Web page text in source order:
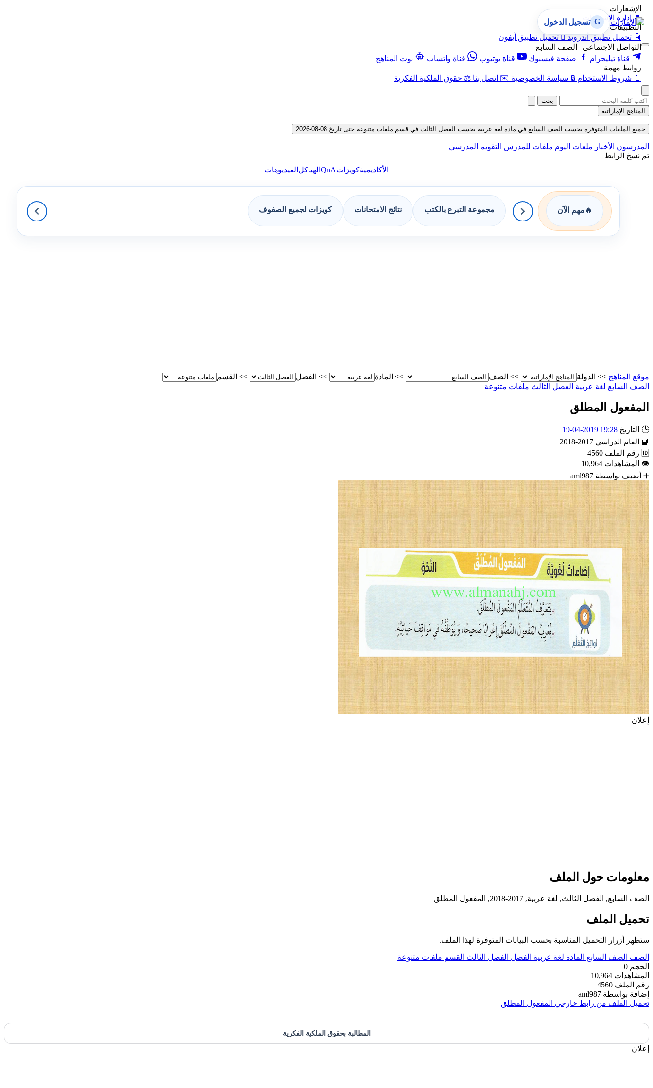
الإشعارات
🔔 إدارة الإشعارات
التطبيقات
🤖 تحميل تطبيق أندرويد  تحميل تطبيق آيفون
التواصل الاجتماعي | الصف السابع
قناة تيليجرام
صفحة فيسبوك قناة يوتيوب قناة واتساب
بوت المناهج
روابط مهمة
📄 شروط الاستخدام 🔒 سياسة الخصوصية ✉️ اتصل بنا ⚖️ حقوق الملكية الفكرية
G تسجيل الدخول
بحث
المناهج الإماراتية
جميع الملفات المتوفرة بحسب الصف السابع في مادة لغة عربية بحسب الفصل الثالث في قسم ملفات متنوعة حتى تاريخ 08-08-2026
المدرسون الأخبار ملفات اليوم ملفات للمدرس التقويم المدرسي
تم نسخ الرابط
الأكاديميةكويزاتQnA الهياكل الفيديوهات
🔥 مهم الآن مجموعة التبرع بالكتب نتائج الامتحانات كويزات لجميع الصفوف
موقع المناهج >> الدولة >> الصف >> المادة >> الفصل >> القسم
الصف السابع لغة عربية الفصل الثالث ملفات متنوعة
المفعول المطلق
🕒 التاريخ 19:28 2019-04-19
📘
العام الدراسي 2017-2018
🆔 رقم الملف 4560
👁 المشاهدات 10,964
➕ أضيف بواسطة aml987
إعلان
معلومات حول الملف
الصف السابع, الفصل الثالث, لغة عربية, 2017-2018, المفعول المطلق
تحميل الملف
ستظهر أزرار التحميل المناسبة بحسب البيانات المتوفرة لهذا الملف.
الصف الصف السابع المادة لغة عربية الفصل الفصل الثالث القسم ملفات متنوعة
الحجم 0
المشاهدات 10,964
رقم الملف 4560
إضافة بواسطة aml987
تحميل الملف من رابط خارجي المفعول المطلق
المطالبة بحقوق الملكية الفكرية
إعلان